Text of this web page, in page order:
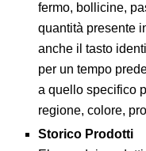
fermo, bollicine,
quantità presente
anche il tasto
per un tempo
a quello specifico
regione, colore,
Storico Prodotti